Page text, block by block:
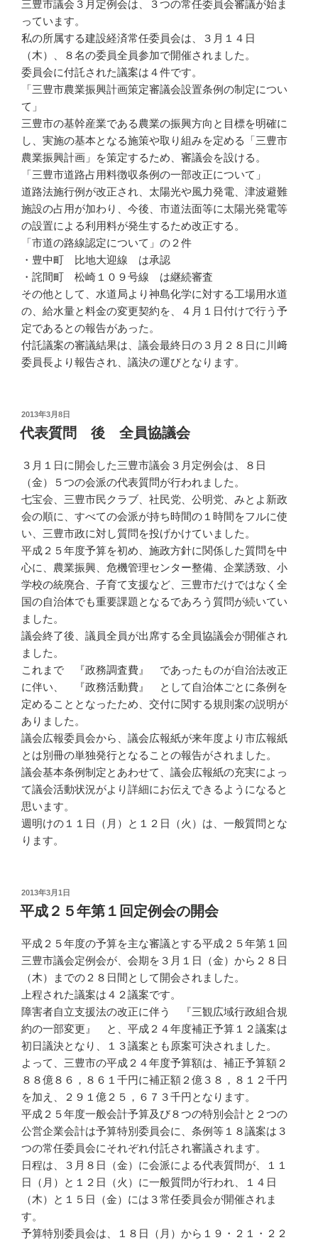
三豊市議会３月定例会は、３つの常任委員会審議が始ま
っています。
私の所属する建設経済常任委員会は、３月１４日
（木）、８名の委員全員参加で開催されました。
委員会に付託された議案は４件です。
「三豊市農業振興計画策定審議会設置条例の制定につい
て」
三豊市の基幹産業である農業の振興方向と目標を明確に
し、実施の基本となる施策や取り組みを定める「三豊市
農業振興計画」を策定するため、審議会を設ける。
「三豊市道路占用料徴収条例の一部改正について」
道路法施行例が改正され、太陽光や風力発電、津波避難
施設の占用が加わり、今後、市道法面等に太陽光発電等
の設置による利用料が発生するため改正する。
「市道の路線認定について」の２件
・豊中町 比地大迎線 は承認
・詫間町 松崎１０９号線 は継続審査
その他として、水道局より神島化学に対する工場用水道
の、給水量と料金の変更契約を、４月１日付けで行う予
定であるとの報告があった。
付託議案の審議結果は、議会最終日の３月２８日に川﨑
委員長より報告され、議決の運びとなります。
投
稿
日:
2013年3月8日
代表質問 後 全員協議会
３月１日に開会した三豊市議会３月定例会は、８日
（金）５つの会派の代表質問が行われました。
七宝会、三豊市民クラブ、社民党、公明党、みとよ新政
会の順に、すべての会派が持ち時間の１時間をフルに使
い、三豊市政に対し質問を投げかけていました。
平成２５年度予算を初め、施政方針に関係した質問を中
心に、農業振興、危機管理センター整備、企業誘致、小
学校の統廃合、子育て支援など、三豊市だけではなく全
国の自治体でも重要課題となるであろう質問が続いてい
ました。
議会終了後、議員全員が出席する全員協議会が開催され
ました。
これまで 『政務調査費』 であったものが自治法改正
に伴い、 『政務活動費』 として自治体ごとに条例を
定めることとなったため、交付に関する規則案の説明が
ありました。
議会広報委員会から、議会広報紙が来年度より市広報紙
とは別冊の単独発行となることの報告がされました。
議会基本条例制定とあわせて、議会広報紙の充実によっ
て議会活動状況がより詳細にお伝えできるようになると
思います。
週明けの１１日（月）と１２日（火）は、一般質問とな
ります。
投
稿
日:
2013年3月1日
平成２５年第１回定例会の開会
平成２５年度の予算を主な審議とする平成２５年第１回
三豊市議会定例会が、会期を３月１日（金）から２８日
（木）までの２８日間として開会されました。
上程された議案は４２議案です。
障害者自立支援法の改正に伴う 『三観広域行政組合規
約の一部変更』 と、平成２４年度補正予算１２議案は
初日議決となり、１３議案とも原案可決されました。
よって、三豊市の平成２４年度予算額は、補正予算額２
８８億８６，８６１千円に補正額２億３８，８１２千円
を加え、２９１億２５，６７３千円となります。
平成２５年度一般会計予算及び８つの特別会計と２つの
公営企業会計は予算特別委員会に、条例等１８議案は３
つの常任委員会にそれぞれ付託され審議されます。
日程は、３月８日（金）に会派による代表質問が、１１
日（月）と１２日（火）に一般質問が行われ、１４日
（木）と１５日（金）には３常任委員会が開催されま
す。
予算特別委員会は、１８日（月）から１９・２１・２２